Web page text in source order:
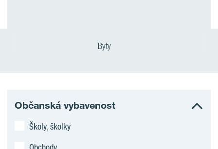
Byty
Občanská vybavenost
Školy, školky